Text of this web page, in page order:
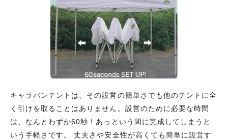
キャラバンテントは、その設営の簡単さでも他のテントに全
く引けを取ることはありません。設営のために必要な時間
は、なんとわずか60秒！あっという間に完成してしまうと
いう手軽さです。 丈夫さや安全性が高くても簡単に設営す